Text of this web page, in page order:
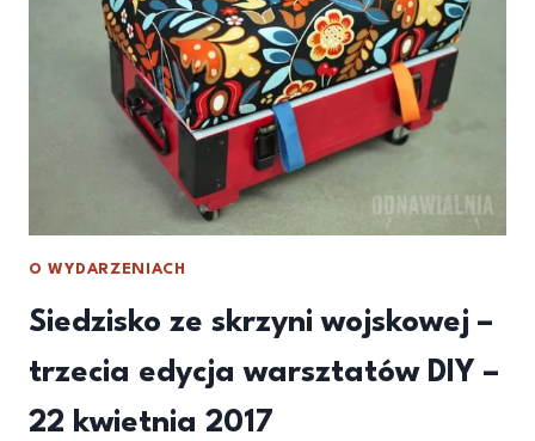
O WYDARZENIACH
Siedzisko ze skrzyni wojskowej –
trzecia edycja warsztatów DIY –
22 kwietnia 2017